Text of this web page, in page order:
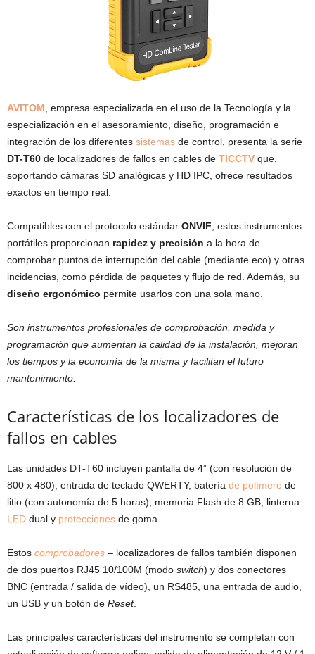
AVITOM , empresa especializada en el uso de la Tecnología y la
especialización en el asesoramiento, diseño, programación e
integración de los diferentes sistemas de control, presenta la serie
DT-T60 de localizadores de fallos en cables de TICCTV que,
soportando cámaras SD analógicas y HD IPC, ofrece resultados
exactos en tiempo real.
Compatibles con el protocolo estándar ONVIF , estos instrumentos
portátiles proporcionan rapidez y precisión a la hora de
comprobar puntos de interrupción del cable (mediante eco) y otras
incidencias, como pérdida de paquetes y flujo de red. Además, su
diseño ergonómico permite usarlos con una sola mano.
Son instrumentos profesionales de comprobación, medida y
programación que aumentan la calidad de la instalación, mejoran
los tiempos y la economía de la misma y facilitan el futuro
mantenimiento.
Características de los localizadores de
fallos en cables
Las unidades DT-T60 incluyen pantalla de 4” (con resolución de
800 x 480), entrada de teclado QWERTY, batería de polímero de
litio (con autonomía de 5 horas), memoria Flash de 8 GB, linterna
LED dual y protecciones de goma.
Estos comprobadores – localizadores de fallos también disponen
de dos puertos RJ45 10/100M (modo switch) y dos conectores
BNC (entrada / salida de vídeo), un RS485, una entrada de audio,
un USB y un botón de Reset.
Las principales características del instrumento se completan con